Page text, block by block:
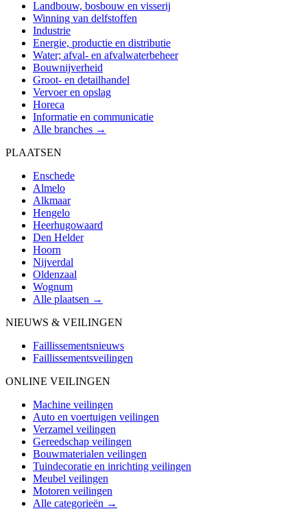
Landbouw, bosbouw en visserij
Winning van delfstoffen
Industrie
Energie, productie en distributie
Water; afval- en afvalwaterbeheer
Bouwnijverheid
Groot- en detailhandel
Vervoer en opslag
Horeca
Informatie en communicatie
Alle branches →
PLAATSEN
Enschede
Almelo
Alkmaar
Hengelo
Heerhugowaard
Den Helder
Hoorn
Nijverdal
Oldenzaal
Wognum
Alle plaatsen →
NIEUWS & VEILINGEN
Faillissementsnieuws
Faillissementsveilingen
ONLINE VEILINGEN
Machine veilingen
Auto en voertuigen veilingen
Verzamel veilingen
Gereedschap veilingen
Bouwmaterialen veilingen
Tuindecoratie en inrichting veilingen
Meubel veilingen
Motoren veilingen
Alle categorieën →